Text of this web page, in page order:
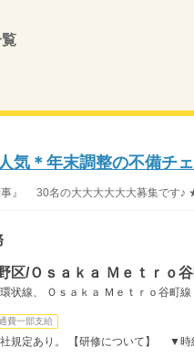
気＊年末調整の不備チ
事』 30名の大大大大大大募集です
区/Ｏｓａｋａ Ｍｅｔｒｏ
状線、 Ｏｓａｋａ Ｍｅｔｒｏ谷町
費一部支給
社規定あり。 【研修について】 ▼